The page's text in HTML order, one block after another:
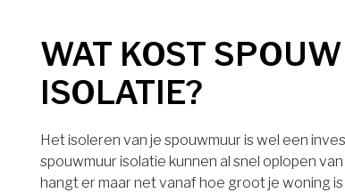
WAT KOST
ISOLATIE?
Het isoleren van je spouwmuur is wel een
spouwmuur isolatie kunnen al snel oplopen
hangt er maar net vanaf hoe groot je woning